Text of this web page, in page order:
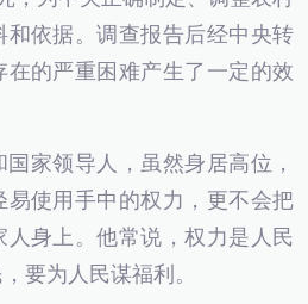
依据。调查报告后经中央转
的严重困难产生了一定的效
家领导人，虽然身居高位，
使用手中的权力，更不会把
身上。他常说，权力是人民
要为人民谋福利。